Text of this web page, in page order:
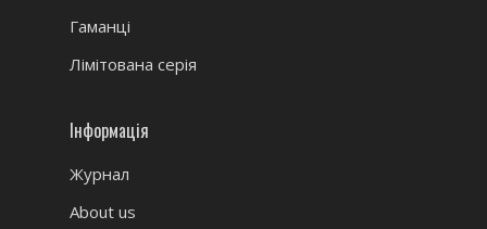
Гаманці
Лімітована серія
Інформація
Журнал
About us